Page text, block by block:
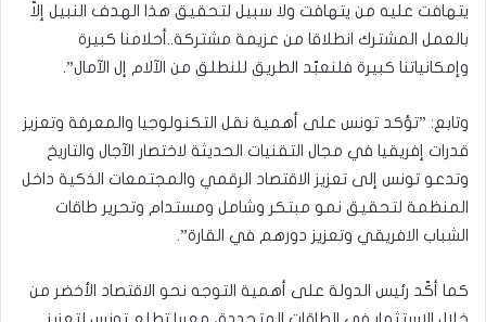
يتهافت عليه من يتهافت ولا سبيل لتحقيق هذا الهدف النبيل إلاّ
بالعمل المشترك انطلاقا من عزيمة مشتركة..أحلامنا كبيرة
وإمكانياتنا كبيرة فلنعبّد الطريق للنطلق من الآلام إل الآمال”.
وتابع: ”تؤكد تونس على أهمية نقل التكنولوجيا والمعرفة وتعزيز
قدرات إفريقيا في مجال التقنيات الحديثة لاختصار الآجال والتاريخ
وتدعو تونس إلى تعزيز الاقتصاد الرقمي والمجتمعات الذكية داخل
المنظمة لتحقيق نمو مبتكر وشامل ومستدام وتحرير طاقات
الشباب الافريقي وتعزيز دورهم في القارة”.
كما أكّد رئيس الدولة على أهمية التوجه نحو الاقتصاد الأخضر من
خلال الاستثمار في الطاقات المتجددة، معربا تطلع تونس لتعزيز